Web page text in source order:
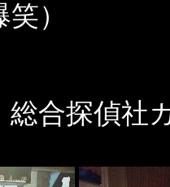
）
総合探偵社